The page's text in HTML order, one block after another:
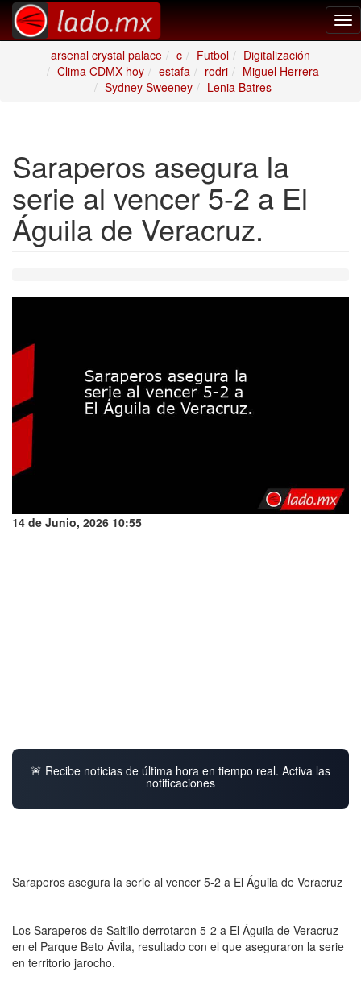
arsenal crystal palace
c Futbol
Digitalización
Clima CDMX hoy
estafa rodri
Miguel Herrera
Sydney Sweeney
Lenia Batres
Saraperos asegura la
serie al vencer 5-2 a El
Águila de Veracruz.
14 de Junio, 2026 10:55
🚨 Recibe noticias de última hora en tiempo real. Activa las
notificaciones
Saraperos asegura la serie al vencer 5-2 a El Águila de Veracruz
Los Saraperos de Saltillo derrotaron 5-2 a El Águila de Veracruz
en el Parque Beto Ávila, resultado con el que aseguraron la serie
en territorio jarocho.